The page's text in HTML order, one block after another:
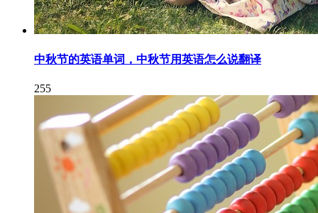
中秋节的英语单词，中秋节用英语怎么说翻译
255